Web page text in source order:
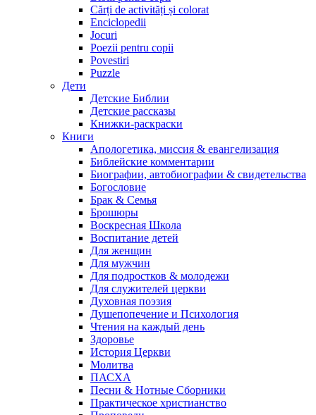
Cărți de activități și colorat
Enciclopedii
Jocuri
Poezii pentru copii
Povestiri
Puzzle
Дети
Детские Библии
Детские рассказы
Книжки-раскраски
Книги
Апологетика, миссия & евангелизация
Библейские комментарии
Биографии, автобиографии & свидетельства
Богословие
Брак & Семья
Брошюры
Воскресная Школа
Воспитание детей
Для женщин
Для мужчин
Для подростков & молодежи
Для служителей церкви
Духовная поэзия
Душепопечение и Психология
Чтения на каждый день
Здоровье
История Церкви
Молитва
ПАСХА
Песни & Нотные Сборники
Практическое христианство